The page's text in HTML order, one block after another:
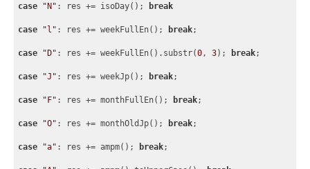
case "N" : res += isoDay(); break
case "l" : res += weekFullEn(); break;
case "D" : res += weekFullEn().substr(0 , 3); break;
case "J" : res += weekJp(); break;
case "F" : res += monthFullEn(); break;
case "O" : res += monthOldJp(); break;
case "a" : res += ampm(); break;